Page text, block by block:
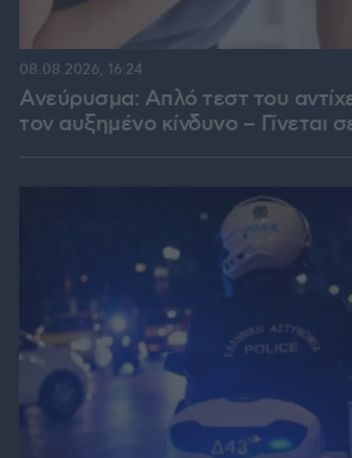
Ανεύρυσμα: Απλό τεστ του
τον αυξημένο κίνδυνο – Γίνεται
08.08.2026, 16:24